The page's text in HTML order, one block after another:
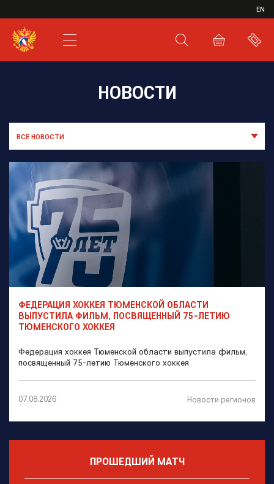
EN
XHL.RU
ВКС
НОВОСТИ
ВСЕ НОВОСТИ
ФЕДЕРАЦИЯ ХОККЕЯ ТЮМЕНСКОЙ ОБЛАСТИ
ВЫПУСТИЛА ФИЛЬМ, ПОСВЯЩЕННЫЙ 75-ЛЕТИЮ
ТЮМЕНСКОГО ХОККЕЯ
Федерация хоккея Тюменской области выпустила фильм,
посвященный 75-летию Тюменского хоккея
07.08.2026 Новости регионов
ПРОШЕДШИЙ МАТЧ